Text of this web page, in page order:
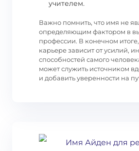
учителем.
Важно помнить, что имя не
определяющим фактором в
профессии. В конечном итоге,
карьере зависит от усилий,
способностей самого
может служить источником
и добавить уверенности на
Имя Айден для